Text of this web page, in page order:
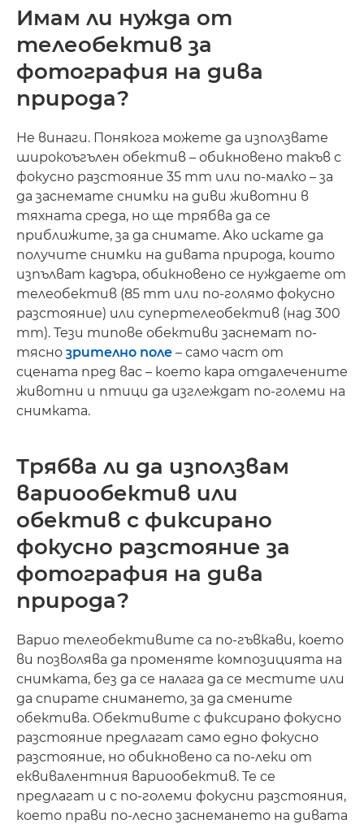
Имам ли нужда от
телеобектив за
фотография на дива
природа?
Не винаги. Понякога можете да използвате
широкоъгълен обектив – обикновено такъв с
фокусно разстояние 35 mm или по-малко – за
да заснемате снимки на диви животни в
тяхната среда, но ще трябва да се
приближите, за да снимате. Ако искате да
получите снимки на дивата природа, които
изпълват кадъра, обикновено се нуждаете от
телеобектив (85 mm или по-голямо фокусно
разстояние) или супертелеобектив (над 300
mm). Тези типове обективи заснемат по-
тясно зрително поле – само част от
сцената пред вас – което кара отдалечените
животни и птици да изглеждат по-големи на
снимката.
Трябва ли да използвам
вариообектив или
обектив с фиксирано
фокусно разстояние за
фотография на дива
природа?
Варио телеобективите са по-гъвкави, което
ви позволява да променяте композицията на
снимката, без да се налага да се местите или
да спирате снимането, за да смените
обектива. Обективите с фиксирано фокусно
разстояние предлагат само едно фокусно
разстояние, но обикновено са по-леки от
еквивалентния вариообектив. Те се
предлагат и с по-големи фокусни разстояния,
което прави по-лесно заснемането на дивата